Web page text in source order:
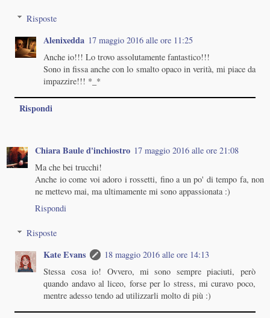
Risposte
Alenixedda 17 maggio 2016 alle ore 11:25
Anche io!!! Lo trovo assolutamente fantastico!!!
Sono in fissa anche con lo smalto opaco in verità, mi piace da
impazzire!!! *_*
Rispondi
Chiara Baule d'inchiostro 17 maggio 2016 alle ore 21:08
Ma che bei trucchi!
Anche io come voi adoro i rossetti, fino a un po' di tempo fa, non
ne mettevo mai, ma ultimamente mi sono appassionata :)
Rispondi
Risposte
Kate Evans
18 maggio 2016 alle ore 14:13
Stessa cosa io! Ovvero, mi sono sempre piaciuti, però
quando andavo al liceo, forse per lo stress, mi curavo poco,
mentre adesso tendo ad utilizzarli molto di più :)